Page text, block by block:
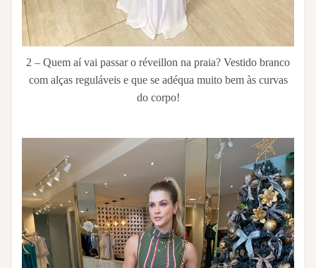
2 – Quem aí vai passar o réveillon na praia? Vestido branco
com alças reguláveis e que se adéqua muito bem às curvas
do corpo!